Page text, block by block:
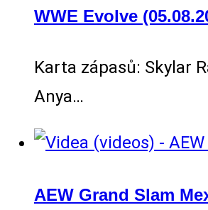
WWE Evolve
Karta zápasů: Skylar
Anya…
AEW Grand Slam